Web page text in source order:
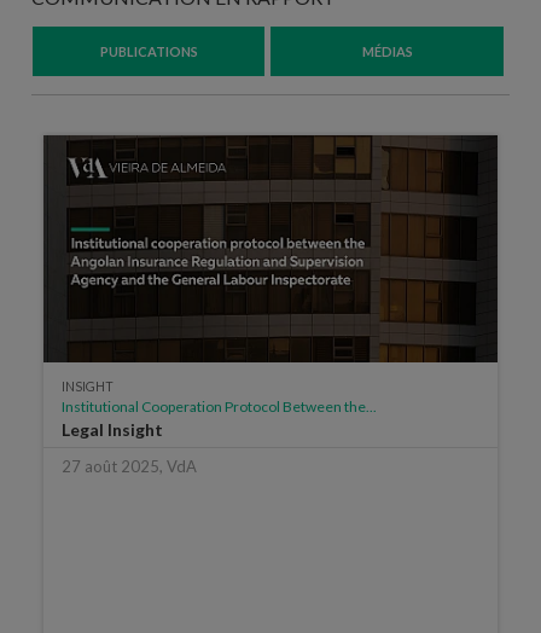
PUBLICATIONS MÉDIAS
INSIGHT
Institutional Cooperation Protocol Between the...
Legal Insight
27 août 2025, VdA